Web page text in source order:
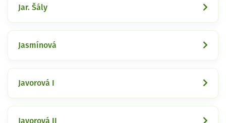
Jar. Šály
Jasmínová
Javorová I
Javorová II